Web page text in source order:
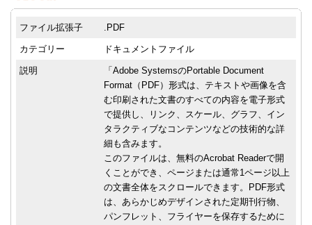
ファイル拡張子 .PDF
カテゴリー ドキュメントファイル
説明
「Adobe SystemsのPortable Document
Format（PDF）形式は、テキストや画像を含
む印刷された文書のすべての内容を電子形式
で提供し、リンク、スケール、グラフ、イン
タラクティブなコンテンツなどの技術的な詳
細も含みます。
このファイルは、無料のAcrobat Readerで開
くことができ、ページまたは通常1ページ以上
の文書全体をスクロールできます。PDF形式
は、あらかじめデザインされた定期刊行物、
パンフレット、フライヤーを保存するために